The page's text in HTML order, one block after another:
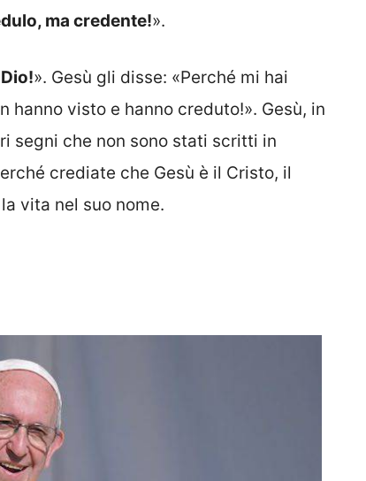
ma credente!».
». Gesù gli disse: «Perché mi hai
visto e hanno creduto!». Gesù, in
segni che non sono stati scritti in
crediate che Gesù è il Cristo, il
vita nel suo nome.